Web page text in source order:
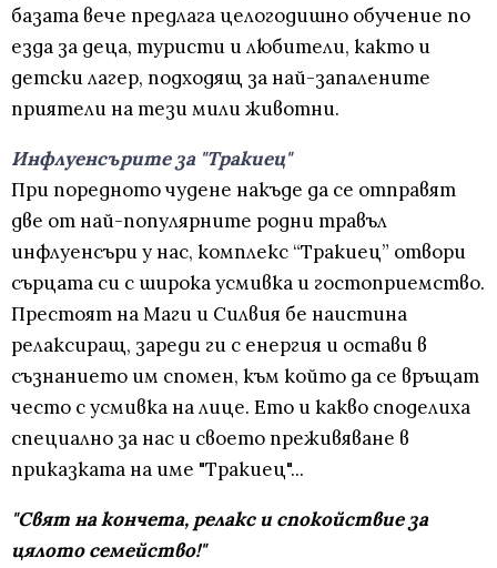
базата вече предлага целогодишно обучение по
езда за деца, туристи и любители, както и
детски лагер, подходящ за най-запалените
приятели на тези мили животни.
Инфлуенсърите за "Тракиец"
При поредното чудене накъде да се отправят
две от най-популярните родни травъл
инфлуенсъри у нас, комплекс “Тракиец” отвори
сърцата си с широка усмивка и гостоприемство.
Престоят на Маги и Силвия бе наистина
релаксиращ, зареди ги с енергия и остави в
съзнанието им спомен, към който да се връщат
често с усмивка на лице. Eто и какво споделиха
специално за нас и своето преживяване в
приказката на име "Тракиец"...
"Свят на кончета, релакс и спокойствие за
цялото семейство!"